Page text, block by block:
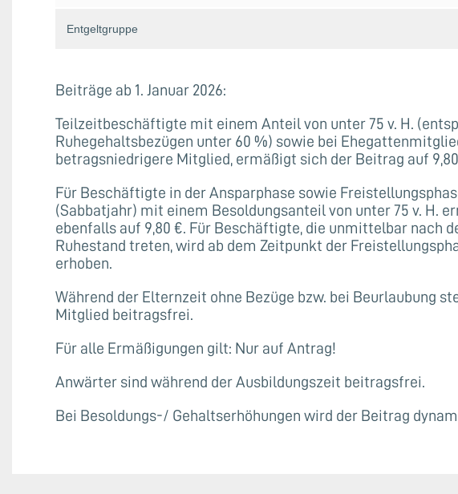
Entgeltgruppe
Beiträge ab 1. Januar 2026:
Teilzeitbeschäftigte mit einem Anteil von unter 75 v. H.
Ruhegehaltsbezügen unter 60 %) sowie bei
betragsniedrigere Mitglied, ermäßigt sich der Beitrag auf
Für Beschäftigte in der Ansparphase sowie
(Sabbatjahr) mit einem Besoldungsanteil von unter 75 v. H.
ebenfalls auf 9,80 €. Für Beschäftigte, die unmittelbar nach
Ruhestand treten, wird ab dem Zeitpunkt der
erhoben.
Während der Elternzeit ohne Bezüge bzw. bei Beurlaubung
Mitglied beitragsfrei.
Für alle Ermäßigungen gilt: Nur auf Antrag!
Anwärter sind während der Ausbildungszeit beitragsfrei.
Bei Besoldungs-/ Gehaltserhöhungen wird der Beitrag